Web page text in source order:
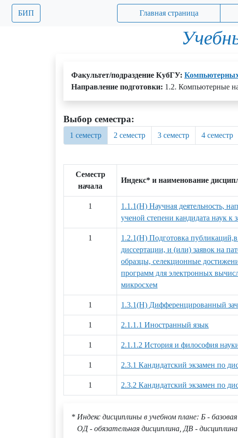
БИП Главная страница
Факультет/подраздение КубГУ:
Направление подготовки: 1.2. Компьютерные
Выбор семестра:
1 семестр 2 семестр 3 семестр 4 семестр
Семестр
начала
Индекс* и наименование
1
1.1.1(Н) Научная деятельность,
ученой степени кандидата наук к
1
1.2.1(Н) Подготовка
диссертации, и (или) заявок на
образцы, селекционные
программ для электронных
микросхем
1 1.3.1(Н) Дифференцированный
1 2.1.1.1 Иностранный язык
1 2.1.1.2 История и философия
1 2.3.1 Кандидатский экзамен по
1 2.3.2 Кандидатский экзамен по
* Индекс дисциплины в учебном плане: Б -
ОД - обязательная дисциплина, ДВ -